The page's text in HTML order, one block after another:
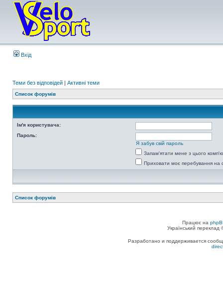
Вхід
Теми без відповідей | Активні теми
Список форумів
Ім'я користувача:
Пароль:
Я забув свій пароль
Запам'ятати мене з цього
Приховати моє перебування на
Список форумів
Працює на
Український
Разработано и поддерживается